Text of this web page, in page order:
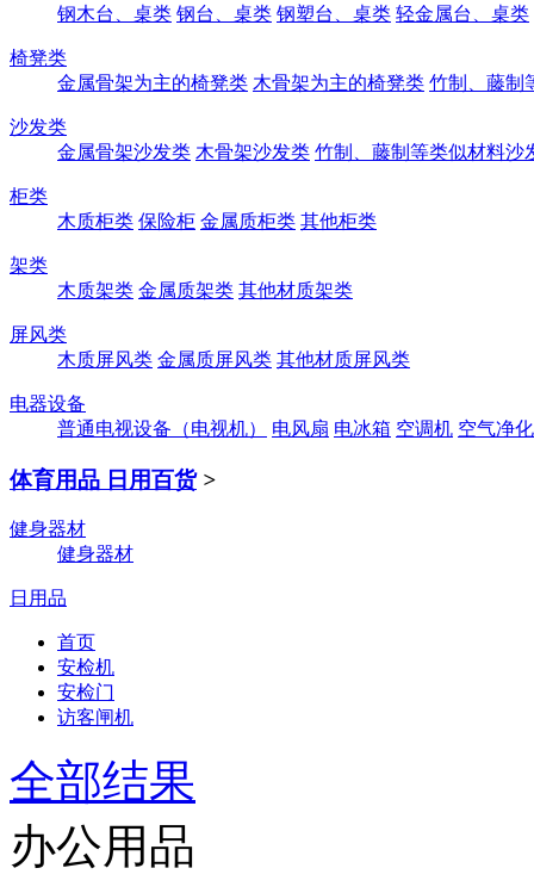
钢木台、桌类 钢台、桌类 钢塑台、桌类 轻金属台、桌类
椅凳类
金属骨架为主的椅凳类 木骨架为主的椅凳类 竹制、藤制
沙发类
金属骨架沙发类 木骨架沙发类 竹制、藤制等类似材料沙
柜类
木质柜类 保险柜 金属质柜类 其他柜类
架类
木质架类 金属质架类 其他材质架类
屏风类
木质屏风类 金属质屏风类 其他材质屏风类
电器设备
普通电视设备（电视机）
电风扇 电冰箱 空调机 空气净
体育用品 日用百货 >
健身器材
健身器材
日用品
首页
安检机
安检门
访客闸机
全部结果
办公用品